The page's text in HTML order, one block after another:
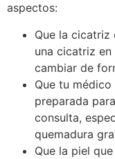
aspectos:
Que la cicatriz
una cicatriz
cambiar de
Que tu
preparada
consulta,
quemadura
Que la piel